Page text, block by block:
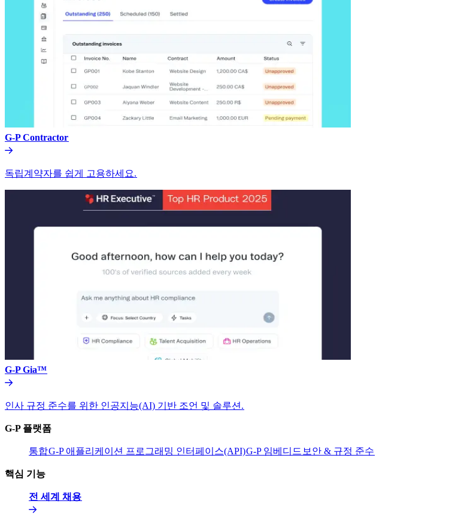
G-P Contractor​​
독립계약자를 쉽게 고용하세요.​​
G-P Gia™​​
인사 규정 준수를 위한 인공지능(AI) 기반 조언 및 솔루션.​​
G-P 플랫폼​​
통합​​G-P 애플리케이션 프로그래밍 인터페이스(API)​​G-P 임베디드​​ 보안 & 규정 준수​​
핵심 기능​​
전 세계 채용​​